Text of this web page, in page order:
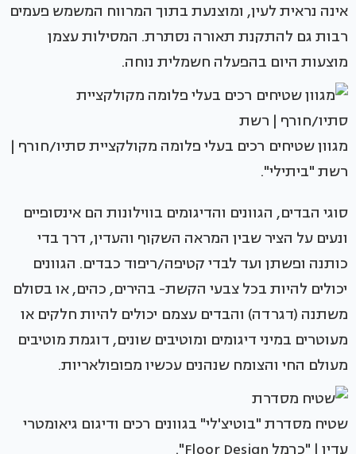
אינה נראית לעין, ומוצנעת בתוך המרווח המשמש פעמים
רבות גם להתקנת תאורה נסתרת. המסילות עצמן
מוצעות היום בהפעלה חשמלית נוחה.
מגוון שטיחים רכים בעלי פלומה מקולקציית סתיו/חורף |
רשת "ביתילי".
סוגי הבדים, הגוונים והדיגומים בווילונות הם אינסופיים
ונעים על הציר שבין המראה השקוף והעדין, דרך בדי
כותנה ופשתן ועד לבדי קטיפה/ריפוד כבדים. הגוונים
יכולים להיות בכל צבעי הקשת- בהירים, כהים, או בסולם
משתנה (דגרדה) והבדים עצמם יכולים להיות חלקים או
מעוטרים במיני דיגומים ומוטיבים שונים, דוגמת מוטיבים
מעולם החי והצומח שנהנים עכשיו מפופולאריות.
שטיח מסדרת "בוטיצ'לי" בגוונים רכים ודיגום גיאומטרי
עדין | "כרמל Floor Design".